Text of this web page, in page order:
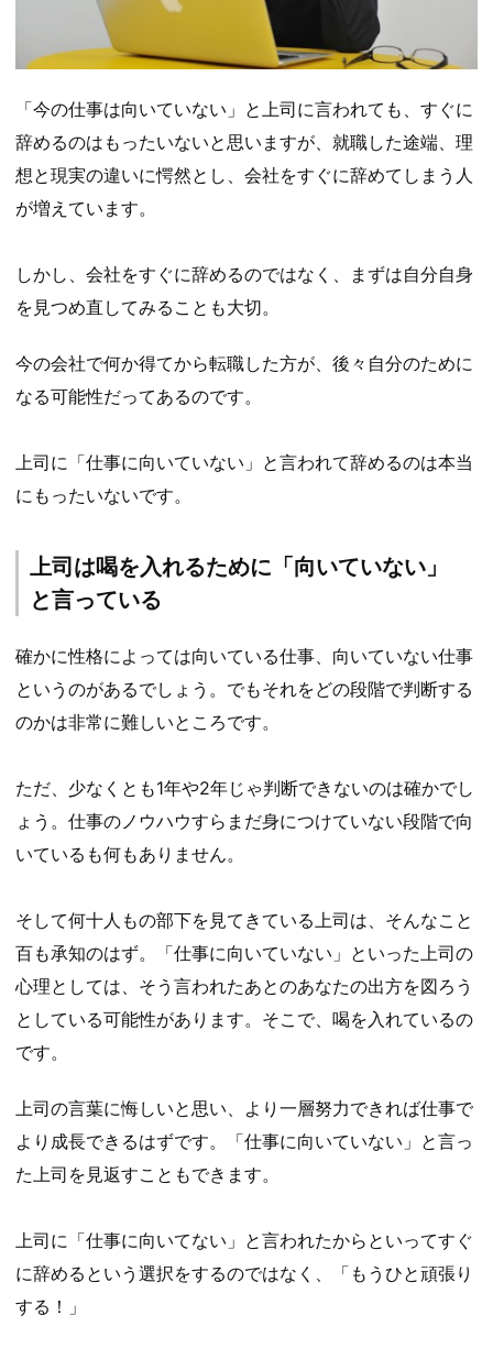
「今の仕事は向いていない」と上司に言われても、すぐに
辞めるのはもったいないと思いますが、就職した途端、理
想と現実の違いに愕然とし、会社をすぐに辞めてしまう人
が増えています。
しかし、会社をすぐに辞めるのではなく、まずは自分自身
を見つめ直してみることも大切。
今の会社で何か得てから転職した方が、後々自分のために
なる可能性だってあるのです。
上司に「仕事に向いていない」と言われて辞めるのは本当
にもったいないです。
上司は喝を入れるために「向いていない」
と言っている
確かに性格によっては向いている仕事、向いていない仕事
というのがあるでしょう。でもそれをどの段階で判断する
のかは非常に難しいところです。
ただ、少なくとも1年や2年じゃ判断できないのは確かでし
ょう。仕事のノウハウすらまだ身につけていない段階で向
いているも何もありません。
そして何十人もの部下を見てきている上司は、そんなこと
百も承知のはず。「仕事に向いていない」といった上司の
心理としては、そう言われたあとのあなたの出方を図ろう
としている可能性があります。そこで、喝を入れているの
です。
上司の言葉に悔しいと思い、より一層努力できれば仕事で
より成長できるはずです。「仕事に向いていない」と言っ
た上司を見返すこともできます。
上司に「仕事に向いてない」と言われたからといってすぐ
に辞めるという選択をするのではなく、「もうひと頑張り
する！」